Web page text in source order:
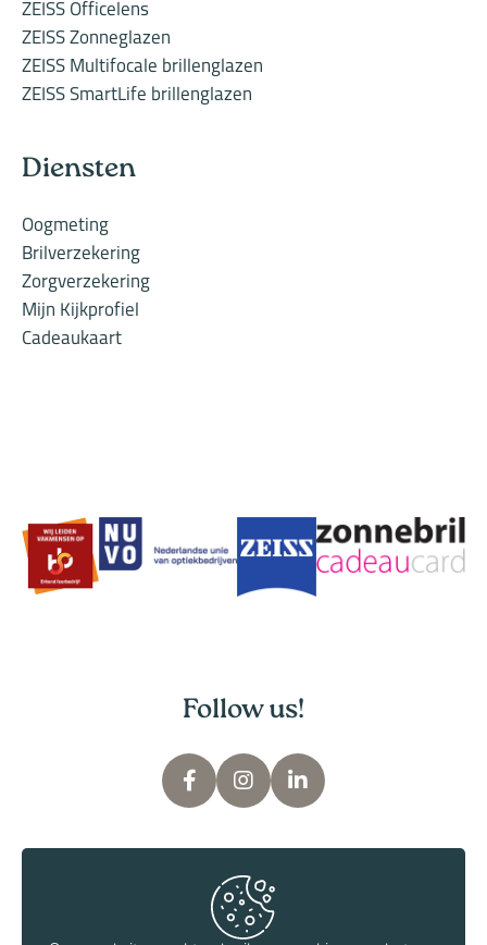
ZEISS Officelens
ZEISS Zonneglazen
ZEISS Multifocale brillenglazen
ZEISS SmartLife brillenglazen
Diensten
Oogmeting
Brilverzekering
Zorgverzekering
Mijn Kijkprofiel
Cadeaukaart
Follow us!
V.S Optiek - Assen